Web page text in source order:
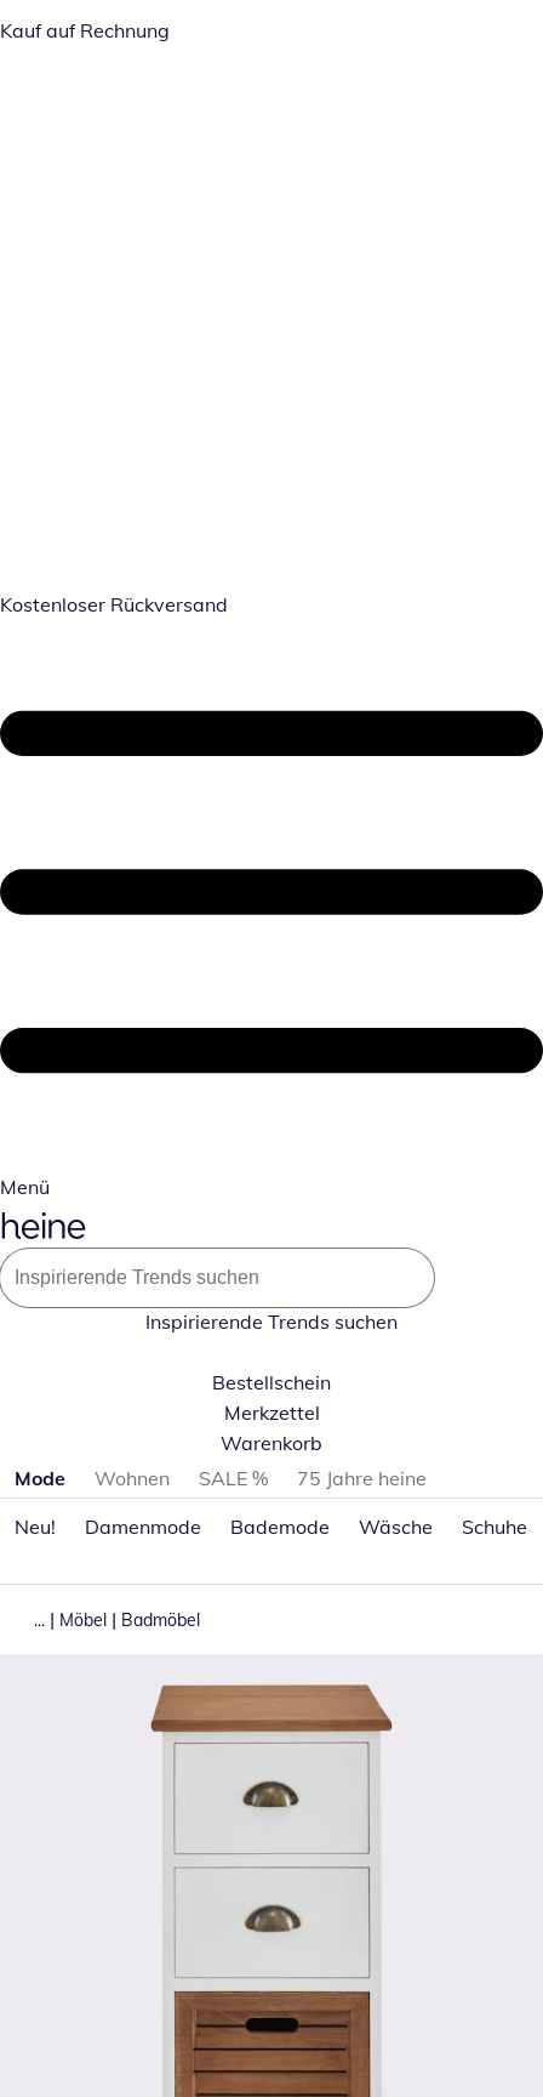
Kauf auf Rechnung
Kostenloser Rückversand
Menü
Inspirierende Trends suchen
Bestellschein
Merkzettel
Warenkorb
Produktkategorien überspringen
Mode Wohnen SALE %
75 Jahre heine
Neu!
Damenmode Bademode Wäsche Schuhe
... | Möbel | Badmöbel